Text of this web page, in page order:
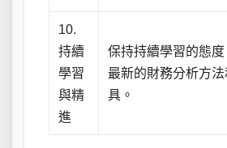
10.
持續
學習
與精
進
保持持續學習的態度
最新的財務分析方法
具。